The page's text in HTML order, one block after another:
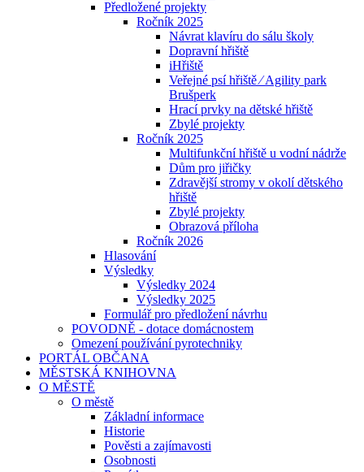
Předložené projekty
Ročník 2025
Návrat klavíru do sálu školy
Dopravní hřiště
iHřiště
Veřejné psí hřiště ⁄ Agility park
Brušperk
Hrací prvky na dětské hřiště
Zbylé projekty
Ročník 2025
Multifunkční hřiště u vodní nádrže
Dům pro jiřičky
Zdravější stromy v okolí dětského
hřiště
Zbylé projekty
Obrazová příloha
Ročník 2026
Hlasování
Výsledky
Výsledky 2024
Výsledky 2025
Formulář pro předložení návrhu
POVODNĚ - dotace domácnostem
Omezení používání pyrotechniky
PORTÁL OBČANA
MĚSTSKÁ KNIHOVNA
O MĚSTĚ
O městě
Základní informace
Historie
Pověsti a zajímavosti
Osobnosti